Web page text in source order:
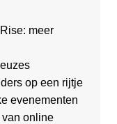
meer
op een rijtje
evenementen
online